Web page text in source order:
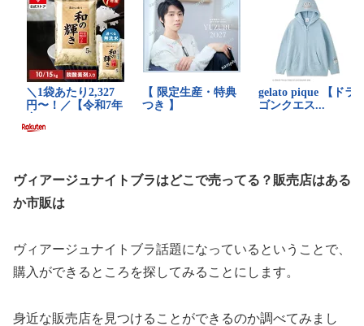
ヴィアージュナイトブラはどこで売ってる？販売店はある
か市販は
ヴィアージュナイトブラ話題になっているということで、
購入ができるところを探してみることにします。
身近な販売店を見つけることができるのか調べてみまし